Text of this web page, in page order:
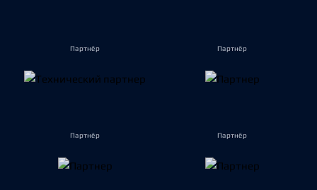
Партнёр Партнёр
Партнёр Партнёр